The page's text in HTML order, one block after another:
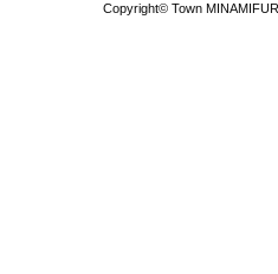
Copyright© Town